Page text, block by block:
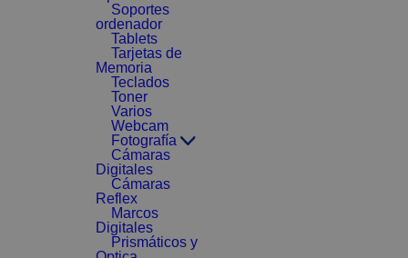
Soportes
ordenador
Tablets
Tarjetas de
Memoria
Teclados
Toner
Varios
Webcam
Fotografía
Cámaras
Digitales
Cámaras
Reflex
Marcos
Digitales
Prismáticos y